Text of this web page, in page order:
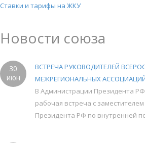
Ставки и тарифы на ЖКУ
Новости союза
30
июн
ВСТРЕЧА РУКОВОДИТЕЛЕЙ
МЕЖРЕГИОНАЛЬНЫХ
В Администрации Президента РФ
рабочая встреча с
Президента РФ по внутренней